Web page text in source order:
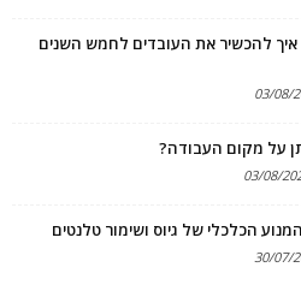
להכשיר את העובדים לחמש השנים
03/08/
על מקום העבודה?
03/08/
30/07/